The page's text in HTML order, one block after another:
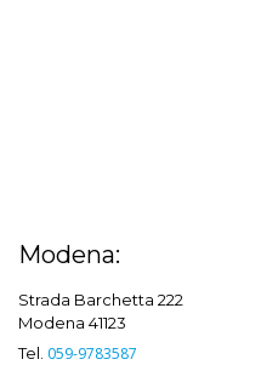
Modena:
Strada Barchetta 222
Modena 41123
Tel. 059-9783587